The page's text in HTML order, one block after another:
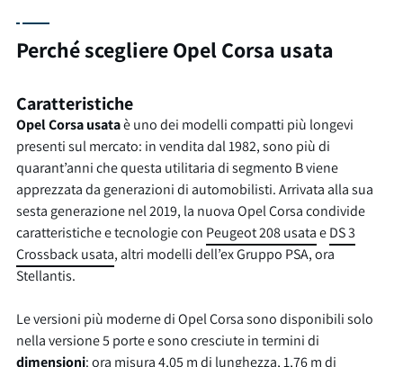
Perché scegliere Opel Corsa usata
Caratteristiche
Opel Corsa usataè uno dei modelli compatti più longevi
presenti sul mercato: in vendita dal 1982, sono più di
quarant’anni che questa utilitaria di segmento B viene
apprezzata da generazioni di automobilisti. Arrivata alla sua
sesta generazione nel 2019, la nuova Opel Corsa condivide
caratteristiche e tecnologie con Peugeot 208 usataeDS 3
Crossback usata, altri modelli dell’ex Gruppo PSA, ora
Stellantis.
Le versioni più moderne di Opel Corsa sono disponibili solo
nella versione 5 porte e sono cresciute in termini di
dimensioni: ora misura 4,05 m di lunghezza, 1,76 m di